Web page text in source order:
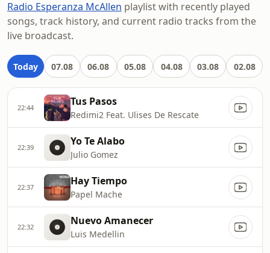
Radio Esperanza McAllen playlist with recently played
songs, track history, and current radio tracks from the
live broadcast.
Today 07.08 06.08 05.08 04.08 03.08 02.08
22:44 Tus Pasos
Redimi2 Feat. Ulises De Rescate
22:39 Yo Te Alabo
Julio Gomez
22:37 Hay Tiempo
Papel Mache
22:32 Nuevo Amanecer
Luis Medellin